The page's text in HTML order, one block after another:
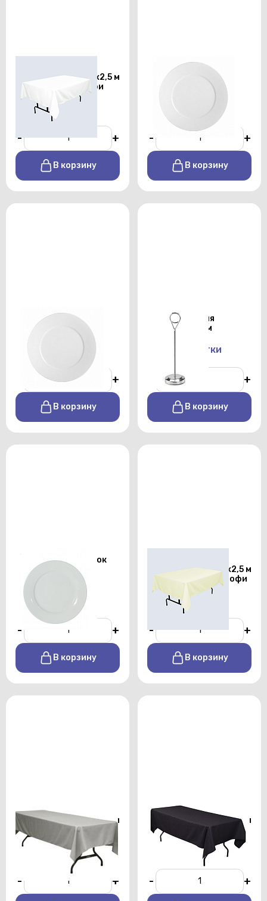
прямоугольная 1,5х2,5 м
белого цвета профи
От 450 р./сутки
- +
В корзину
Тарелка
подстановочная
Shoenwald 32см
От 170 р./сутки
- +
В корзину
Тарелка закусочная
+
В корзину
Держатель для
номерков 25см
От 100 р./сутки
+
В корзину
Тарелка для закусок
Chan Wave 225 мм
От 25 р./сутки
- +
В корзину
прямоугольная 1,5х2,5 м
бежевого цвета профи
От 450 р./сутки
- +
В корзину
Скатерть
прямоугольная 1,5х2,5 м
серого цвета профи
От 450 р./сутки
- +
Скатерть
прямоугольная 1,5х2,5 м
черного цвета профи
От 450 р./сутки
- +